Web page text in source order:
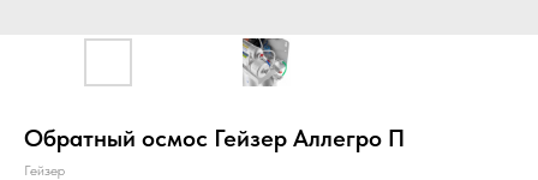
Обратный осмос Гейзер Аллегро П
Гейзер